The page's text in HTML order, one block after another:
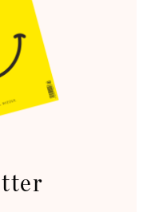
wie wir reisen,